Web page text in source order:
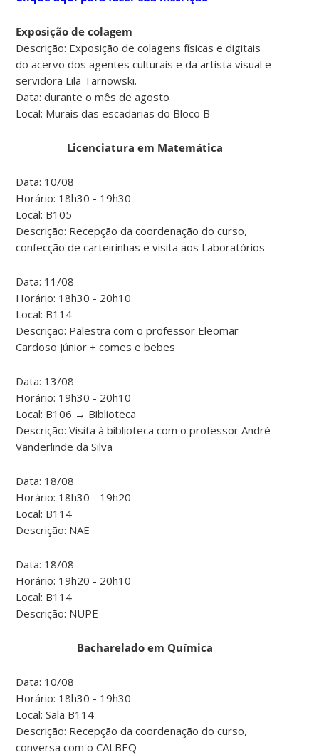
Exposição de colagem
Descrição: Exposição de colagens físicas e digitais
do acervo dos agentes culturais e da artista visual e
servidora Lila Tarnowski.
Data: durante o mês de agosto
Local: Murais das escadarias do Bloco B
Licenciatura em Matemática
Data: 10/08
Horário: 18h30 - 19h30
Local: B105
Descrição: Recepção da coordenação do curso,
confecção de carteirinhas e visita aos Laboratórios
Data: 11/08
Horário: 18h30 - 20h10
Local: B114
Descrição: Palestra com o professor Eleomar
Cardoso Júnior + comes e bebes
Data: 13/08
Horário: 19h30 - 20h10
Local: B106 → Biblioteca
Descrição: Visita à biblioteca com o professor André
Vanderlinde da Silva
Data: 18/08
Horário: 18h30 - 19h20
Local: B114
Descrição: NAE
Data: 18/08
Horário: 19h20 - 20h10
Local: B114
Descrição: NUPE
Bacharelado em Química
Data: 10/08
Horário: 18h30 - 19h30
Local: Sala B114
Descrição: Recepção da coordenação do curso,
conversa com o CALBEQ